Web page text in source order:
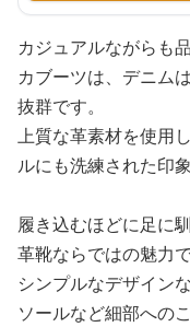
カジュアルながらも
カブーツは、デニム
抜群です。
上質な革素材を使用
ルにも洗練された印
履き込むほどに足に
革靴ならではの魅力で
シンプルなデザイン
ソールなど細部への